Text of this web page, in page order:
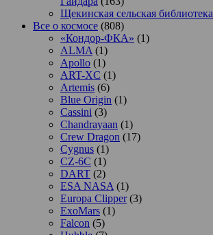
Щекинская сельская библиотека
Все о космосе (808)
«Кондор-ФКА» (1)
ALMA (1)
Apollo (1)
ART-XC (1)
Artemis (6)
Blue Origin (1)
Cassini (3)
Chandrayaan (1)
Crew Dragon (17)
Cygnus (1)
CZ-6C (1)
DART (2)
ESA NASA (1)
Europa Clipper(3)
ExoMars (1)
Falcon (5)